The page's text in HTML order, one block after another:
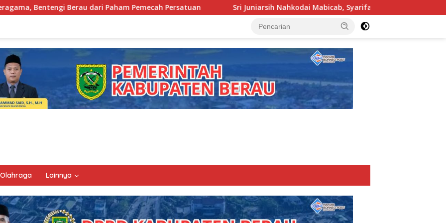
Paham Pemecah Persatuan Sri Juniarsih Nahkodai Mabicab, Syarifatul Syadiah Pimpin Kwarcab Pramuka Berau
Olahraga Lainnya